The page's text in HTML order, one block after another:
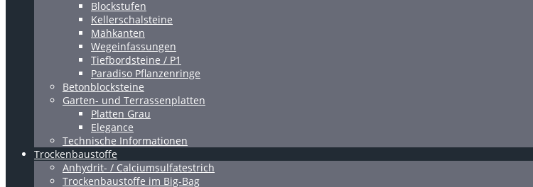
Blockstufen
Kellerschalsteine
Mähkanten
Wegeinfassungen
Tiefbordsteine / P1
Paradiso Pflanzenringe
Betonblocksteine
Garten- und Terrassenplatten
Platten Grau
Elegance
Technische Informationen
Trockenbaustoffe
Anhydrit- / Calciumsulfatestrich
Trockenbaustoffe im Big-Bag